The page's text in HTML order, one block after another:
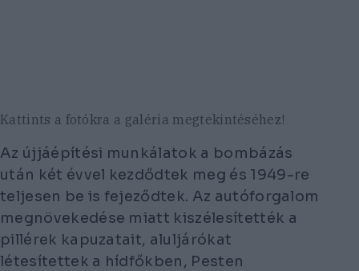
Kattints a fotókra a galéria megtekintéséhez!
Az újjáépítési munkálatok a bombázás
után két évvel kezdődtek meg és 1949-re
teljesen be is fejeződtek. Az autóforgalom
megnövekedése miatt kiszélesítették a
pillérek kapuzatait, aluljárókat
létesítettek a hídfőkben, Pesten